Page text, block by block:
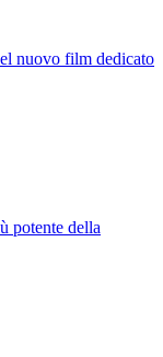
nuovo film dedicato
potente della